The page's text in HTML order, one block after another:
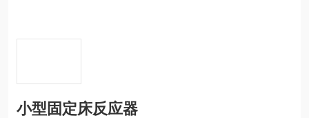
小型固定床反应器